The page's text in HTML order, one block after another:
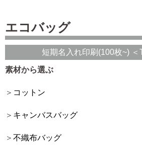
エコバッグ
短期名入れ印刷(100枚~) ＜
素材から選ぶ
コットン
キャンバスバッグ
不織布バッグ